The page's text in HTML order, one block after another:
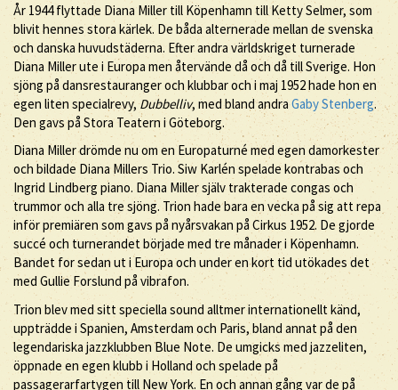
År 1944 flyttade Diana Miller till Köpenhamn till Ketty Selmer, som
blivit hennes stora kärlek. De båda alternerade mellan de svenska
och danska huvudstäderna. Efter andra världskriget turnerade
Diana Miller ute i Europa men återvände då och då till Sverige. Hon
sjöng på dansrestauranger och klubbar och i maj 1952 hade hon en
egen liten specialrevy,Dubbelliv, med bland andra Gaby Stenberg.
Den gavs på Stora Teatern i Göteborg.
Diana Miller drömde nu om en Europaturné med egen damorkester
och bildade Diana Millers Trio. Siw Karlén spelade kontrabas och
Ingrid Lindberg piano. Diana Miller själv trakterade congas och
trummor och alla tre sjöng. Trion hade bara en vecka på sig att repa
inför premiären som gavs på nyårsvakan på Cirkus 1952. De gjorde
succé och turnerandet började med tre månader i Köpenhamn.
Bandet for sedan ut i Europa och under en kort tid utökades det
med Gullie Forslund på vibrafon.
Trion blev med sitt speciella sound alltmer internationellt känd,
uppträdde i Spanien, Amsterdam och Paris, bland annat på den
legendariska jazzklubben Blue Note. De umgicks med jazzeliten,
öppnade en egen klubb i Holland och spelade på
passagerarfartygen till New York. En och annan gång var de på